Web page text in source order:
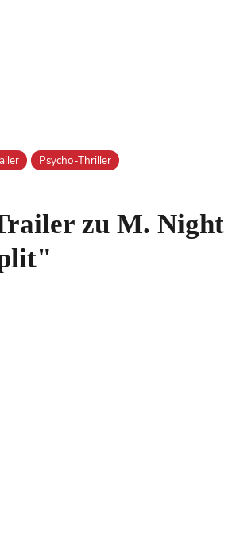
Psycho-Thriller
zu M.